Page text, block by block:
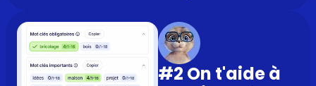
#2 On t'aide à